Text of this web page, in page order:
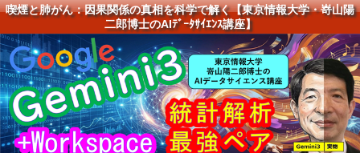
喫煙と肺がん：因果関係の真相を科学で解く【東京情報大学・嵜山陽
二郎博士のAIﾃﾞｰﾀｻｲｴﾝｽ講座】